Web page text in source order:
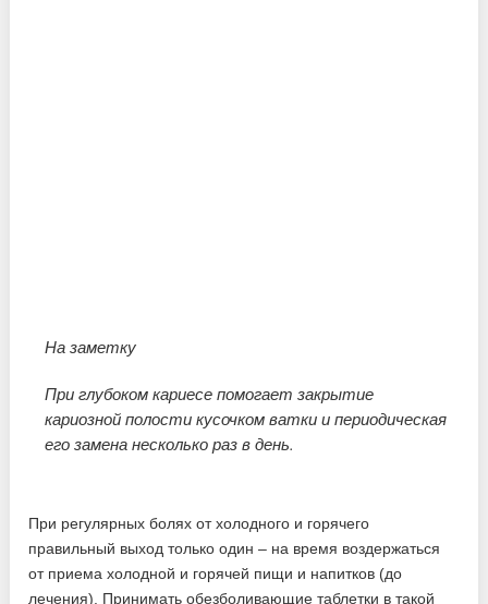
На заметку
При глубоком кариесе помогает закрытие
кариозной полости кусочком ватки и периодическая
его замена несколько раз в день.
При регулярных болях от холодного и горячего
правильный выход только один – на время воздержаться
от приема холодной и горячей пищи и напитков (до
лечения). Принимать обезболивающие таблетки в такой